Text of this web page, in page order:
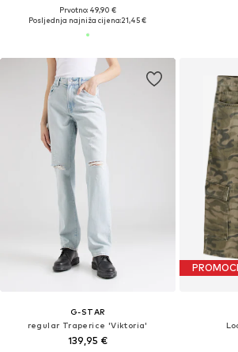
Prvotno: 49,90 €
Posljednja najniža cijena:21,45 €
G-STAR
regular Traperice 'Viktoria'
139,95 €